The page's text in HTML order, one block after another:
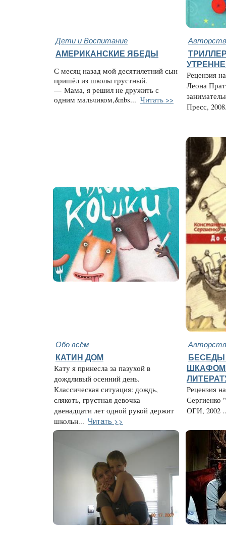
Дети и Воспитание
АМЕРИКАНСКИЕ ЯБЕДЫ
С месяц назад мой десятилетний сын
пришёл из школы грустный.
— Мама, я решил не дружить с
одним мальчиком,&nbs... Читать >>
Рецензия
Леона
Пресс,
Обо всём
КАТИН ДОМ
Кату я принесла за пазухой в
дождливый осенний день.
Классическая ситуация: дождь,
слякоть, грустная девочка
двенадцати лет одной рукой держит
школьн... Читать >>
ШКАФОМ
Рецензия
Сергиенко
ОГИ, 2002